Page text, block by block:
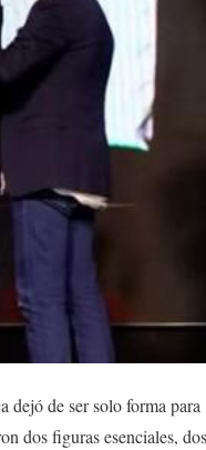
dejó de ser solo forma para
dos figuras esenciales,